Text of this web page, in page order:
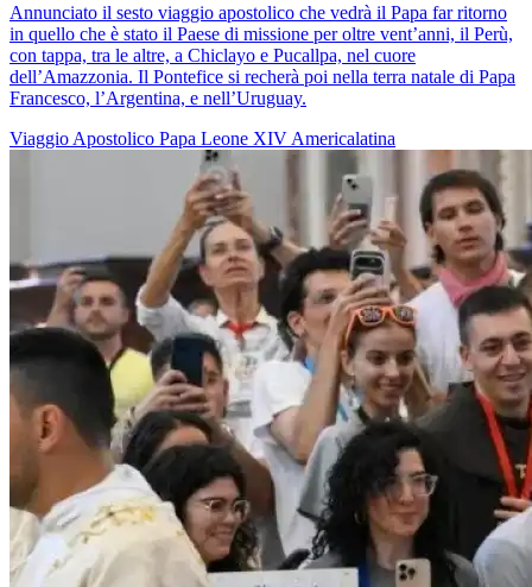
Annunciato il sesto viaggio apostolico che vedrà il Papa far ritorno
in quello che è stato il Paese di missione per oltre vent’anni, il Perù,
con tappa, tra le altre, a Chiclayo e Pucallpa, nel cuore
dell’Amazzonia. Il Pontefice si recherà poi nella terra natale di Papa
Francesco, l’Argentina, e nell’Uruguay.
Viaggio Apostolico Papa Leone XIV Americalatina